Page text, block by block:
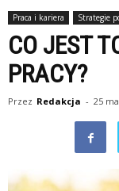
Praca i kariera Strategie
CO JEST
PRACY?
Przez Redakcja - 25